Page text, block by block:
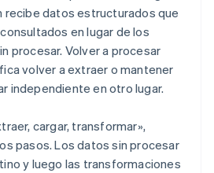
recibe datos estructurados que
en lugar de los
procesar. Volver a procesar
volver a extraer o mantener
independiente en otro lugar.
cargar, transformar»,
pasos. Los datos sin procesar
y luego las transformaciones